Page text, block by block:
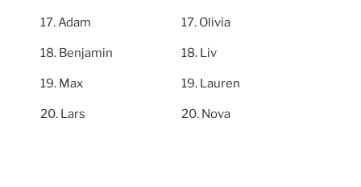
Adam
Benjamin
Max
Lars
Olivia
Liv
Lauren
Nova